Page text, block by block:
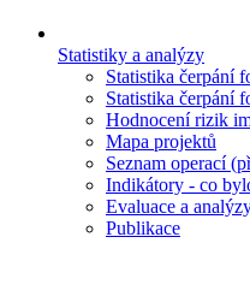
Statistiky a analýzy
Statistika čerpání
Statistika čerpání
Hodnocení rizik
Mapa projektů
Seznam operací
Indikátory - co
Evaluace a
Publikace